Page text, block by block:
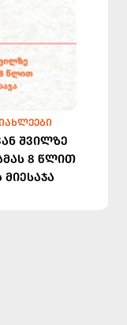
შვილზე
8 წლით